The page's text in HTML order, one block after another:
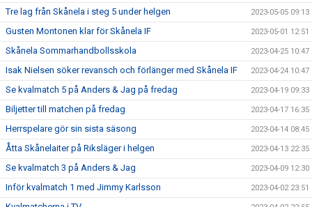
Tre lag från Skånela i steg 5 under helgen 2023-05-05 09:13
Gusten Montonen klar för Skånela IF 2023-05-01 12:51
Skånela Sommarhandbollsskola 2023-04-25 10:47
Isak Nielsen söker revansch och förlänger med Skånela IF 2023-04-24 10:47
Se kvalmatch 5 på Anders & Jag på fredag 2023-04-19 09:33
Biljetter till matchen på fredag 2023-04-17 16:35
Herrspelare gör sin sista säsong 2023-04-14 08:45
Åtta Skånelaiter på Riksläger i helgen 2023-04-13 22:35
Se kvalmatch 3 på Anders & Jag 2023-04-09 12:30
Inför kvalmatch 1 med Jimmy Karlsson 2023-04-02 23:51